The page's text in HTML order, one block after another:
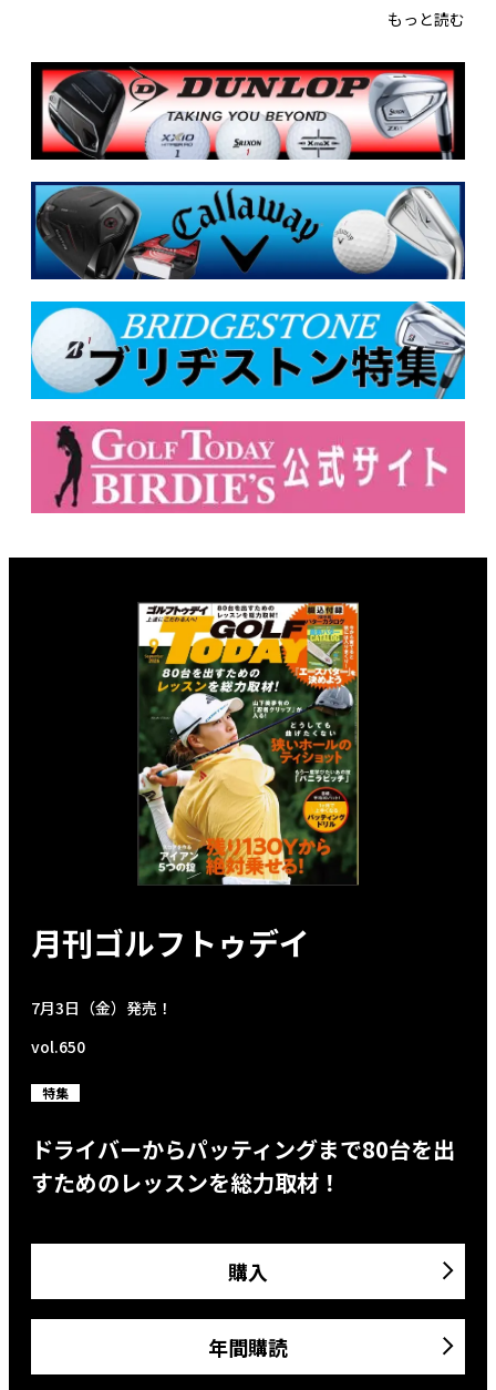
もっと読む
月刊ゴルフトゥデイ
7月3日（金）発売！
vol.650
特集
ドライバーからパッティングまで80台を出
すためのレッスンを総力取材！
購入
年間購読